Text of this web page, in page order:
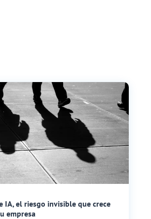
IA, el riesgo invisible que crece
empresa